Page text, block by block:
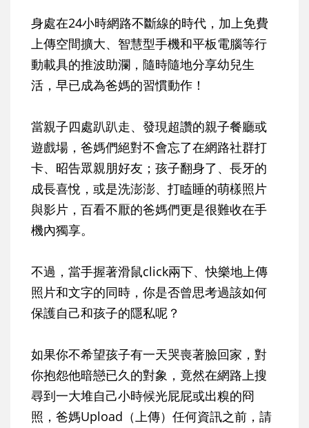
身處在24小時網路不斷線的時代，加上免費
上傳空間擴大、智慧型手機和平板電腦等行
動載具的推波助瀾，隨時隨地分享幼兒生
活，早已成為爸媽的習慣動作！
當親子四處趴趴走、發現超讚的親子餐廳或
遊戲場，爸媽們絕對不會忘了在網路社群打
卡、昭告眾親朋好友；孩子翻身了、長牙的
成長喜悅，或是洗澎澎、打瞌睡的萌樣照片
與影片，百看不厭的爸媽們更是很難收在手
機內獨享。
不過，當手握著滑鼠click兩下、快樂地上傳
照片和文字的同時，你是否曾思考過該如何
保護自己和孩子的隱私呢？
如果你不希望孩子有一天哭喪著臉回家，對
你抱怨他暗戀已久的對象，竟然在網路上搜
尋到一大堆自己小時候光屁屁或出糗的冏
照，爸媽Upload（上傳）任何資訊之前，請